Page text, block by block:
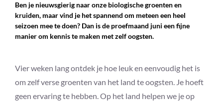
Ben je nieuwsgierig naar onze biologische groenten en
kruiden, maar vind je het spannend om meteen een heel
seizoen mee te doen? Dan is de proefmaand juni een fijne
manier om kennis te maken met zelf oogsten.
Vier weken lang ontdek je hoe leuk en eenvoudig het is
om zelf verse groenten van het land te oogsten. Je hoeft
geen ervaring te hebben. Op het land helpen we je op